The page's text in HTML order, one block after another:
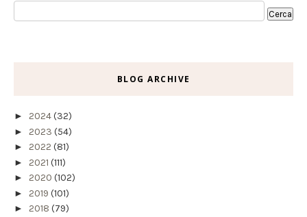
BLOG ARCHIVE
► 2024(32)
► 2023 (54)
► 2022 (81)
► 2021 (111)
► 2020 (102)
► 2019 (101)
► 2018 (79)